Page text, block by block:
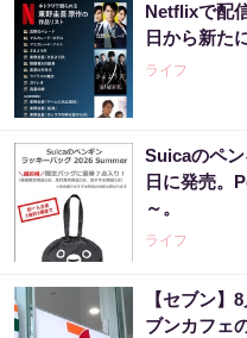
Netflixで配
日から新た
ライフ
Suicaのペ
日に発売。
～。
ライフ
【セブン】
ブンカフェ